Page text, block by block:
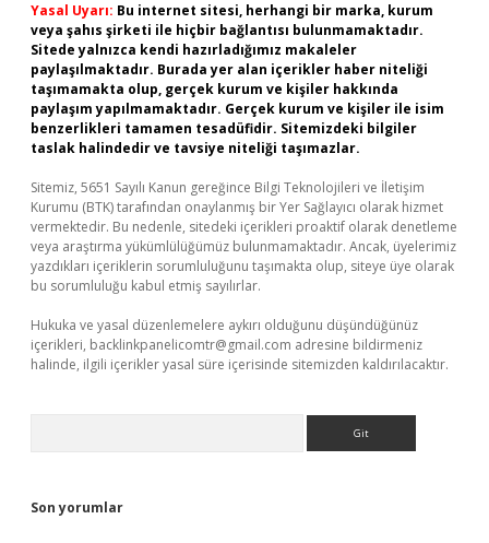
Yasal Uyarı: Bu internet sitesi, herhangi bir marka, kurum
veya şahıs şirketi ile hiçbir bağlantısı bulunmamaktadır.
Sitede yalnızca kendi hazırladığımız makaleler
paylaşılmaktadır. Burada yer alan içerikler haber niteliği
taşımamakta olup, gerçek kurum ve kişiler hakkında
paylaşım yapılmamaktadır. Gerçek kurum ve kişiler ile isim
benzerlikleri tamamen tesadüfidir. Sitemizdeki bilgiler
taslak halindedir ve tavsiye niteliği taşımazlar.
Sitemiz, 5651 Sayılı Kanun gereğince Bilgi Teknolojileri ve İletişim
Kurumu (BTK) tarafından onaylanmış bir Yer Sağlayıcı olarak hizmet
vermektedir. Bu nedenle, sitedeki içerikleri proaktif olarak denetleme
veya araştırma yükümlülüğümüz bulunmamaktadır. Ancak, üyelerimiz
yazdıkları içeriklerin sorumluluğunu taşımakta olup, siteye üye olarak
bu sorumluluğu kabul etmiş sayılırlar.
Hukuka ve yasal düzenlemelere aykırı olduğunu düşündüğünüz
içerikleri, backlinkpanelicomtr@gmail.com adresine bildirmeniz
halinde, ilgili içerikler yasal süre içerisinde sitemizden kaldırılacaktır.
Son yorumlar